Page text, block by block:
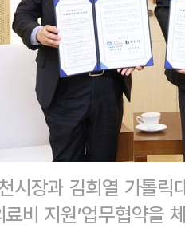
시장과 김희열 가톨릭
료비 지원’업무협약을